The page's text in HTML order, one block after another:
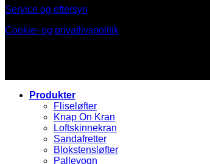
Service og eftersyn
Cookie- og privatlivspolitik
Produkter
Fliseløfter
Knap On Kran
Loftskinnekran
Sandafretter
Blokstensløfter
Pallevogn